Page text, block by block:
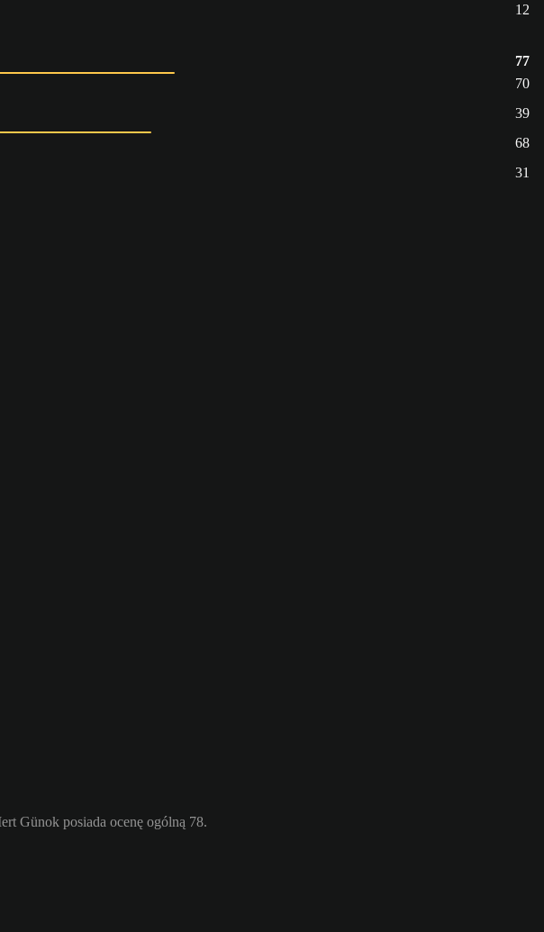
12
77
70
39
68
31
Günok posiada ocenę ogólną 78.